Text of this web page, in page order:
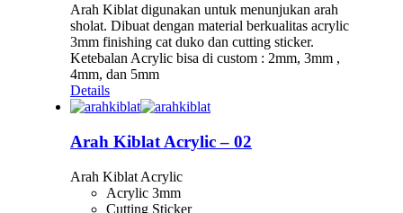
Arah Kiblat digunakan untuk menunjukan arah
sholat. Dibuat dengan material berkualitas acrylic
3mm finishing cat duko dan cutting sticker.
Ketebalan Acrylic bisa di custom : 2mm, 3mm ,
4mm, dan 5mm
Details
Arah Kiblat Acrylic – 02
Arah Kiblat Acrylic
Acrylic 3mm
Cutting Sticker